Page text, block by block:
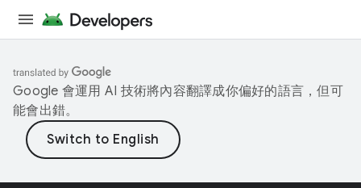
Google 會運用 AI 技術將內容翻譯成你偏好的語言，但可
能會出錯。